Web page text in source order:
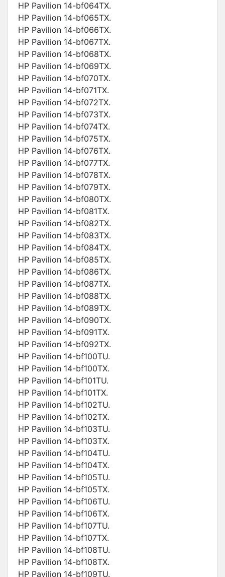
HP Pavilion 14-bf064TX.
HP Pavilion 14-bf065TX.
HP Pavilion 14-bf066TX.
HP Pavilion 14-bf067TX.
HP Pavilion 14-bf068TX.
HP Pavilion 14-bf069TX.
HP Pavilion 14-bf070TX.
HP Pavilion 14-bf071TX.
HP Pavilion 14-bf072TX.
HP Pavilion 14-bf073TX.
HP Pavilion 14-bf074TX.
HP Pavilion 14-bf075TX.
HP Pavilion 14-bf076TX.
HP Pavilion 14-bf077TX.
HP Pavilion 14-bf078TX.
HP Pavilion 14-bf079TX.
HP Pavilion 14-bf080TX.
HP Pavilion 14-bf081TX.
HP Pavilion 14-bf082TX.
HP Pavilion 14-bf083TX.
HP Pavilion 14-bf084TX.
HP Pavilion 14-bf085TX.
HP Pavilion 14-bf086TX.
HP Pavilion 14-bf087TX.
HP Pavilion 14-bf088TX.
HP Pavilion 14-bf089TX.
HP Pavilion 14-bf090TX.
HP Pavilion 14-bf091TX.
HP Pavilion 14-bf092TX.
HP Pavilion 14-bf100TU.
HP Pavilion 14-bf100TX.
HP Pavilion 14-bf101TU.
HP Pavilion 14-bf101TX.
HP Pavilion 14-bf102TU.
HP Pavilion 14-bf102TX.
HP Pavilion 14-bf103TU.
HP Pavilion 14-bf103TX.
HP Pavilion 14-bf104TU.
HP Pavilion 14-bf104TX.
HP Pavilion 14-bf105TU.
HP Pavilion 14-bf105TX.
HP Pavilion 14-bf106TU.
HP Pavilion 14-bf106TX.
HP Pavilion 14-bf107TU.
HP Pavilion 14-bf107TX.
HP Pavilion 14-bf108TU.
HP Pavilion 14-bf108TX.
HP Pavilion 14-bf109TU.